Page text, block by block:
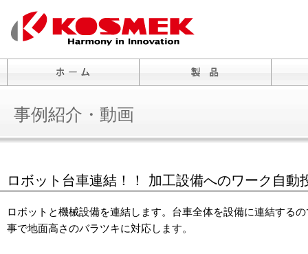
事例紹介・動画
ロボット台車連結！！ 加工設備へのワーク自動
ロボットと機械設備を連結します。台車全体を設備に連結する
事で地面高さのバラツキに対応します。